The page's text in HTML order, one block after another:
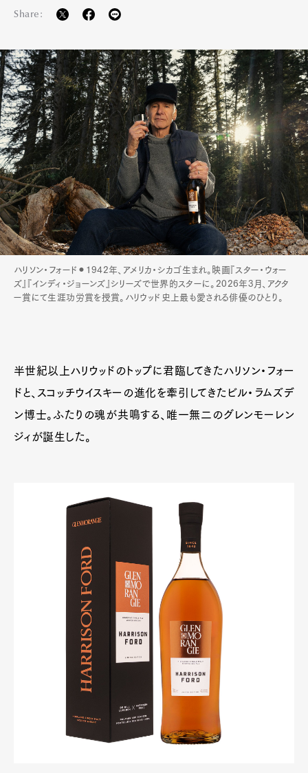
Share:
ハリソン・フォード⚫︎1942年、アメリカ・シカゴ生まれ。映画『スター・ウォー
ズ』『インディ・ジョーンズ』シリーズで世界的スターに。2026年3月、アクタ
ー賞にて生涯功労賞を授賞。ハリウッド史上最も愛される俳優のひとり。
半世紀以上ハリウッドのトップに君臨してきたハリソン・フォー
ドと、スコッチウイスキーの進化を牽引してきたビル・ラムズデ
ン博士。ふたりの魂が共鳴する、唯一無二のグレンモーレン
ジィが誕生した。